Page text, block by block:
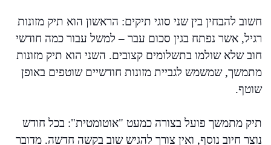
חשוב להבחין בין שני סוגי תיקים: הראשון הוא תיק מזונות
רגיל, אשר נפתח בגין סכום עבר – למשל עבור כמה חודשי
חוב שלא שולמו בתשלומים קצובים. השני הוא תיק מזונות
מתמשך, שמשמש לגביית מזונות חודשיים שוטפים באופן
שוטף.
תיק מתמשך פועל בצורה כמעט "אוטומטית": בכל חודש
נוצר חיוב נוסף, ואין צורך להגיש שוב בקשה חדשה. מדובר